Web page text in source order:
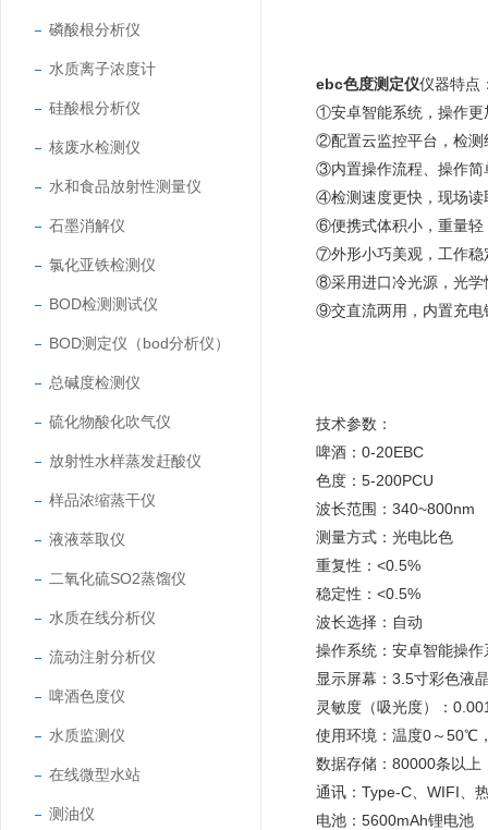
磷酸根分析仪
水质离子浓度计
硅酸根分析仪
核废水检测仪
水和食品放射性测量仪
石墨消解仪
氯化亚铁检测仪
BOD检测测试仪
BOD测定仪（bod分析仪）
总碱度检测仪
硫化物酸化吹气仪
放射性水样蒸发赶酸仪
样品浓缩蒸干仪
液液萃取仪
二氧化硫SO2蒸馏仪
水质在线分析仪
流动注射分析仪
啤酒色度仪
水质监测仪
在线微型水站
测油仪
ebc色度测定仪仪器特点
①安卓智能系统，操作更
②配置云监控平台，检测
③内置操作流程、操作简
④检测速度更快，现场读
⑥便携式体积小，重量轻
⑦外形小巧美观，工作稳
⑧采用进口冷光源，光学
⑨交直流两用，内置充电
技术参数：
啤酒：0-20EBC
色度：5-200PCU
波长范围：340~800nm
测量方式：光电比色
重复性：<0.5%
稳定性：<0.5%
波长选择：自动
操作系统：安卓智能操作
显示屏幕：3.5寸彩色液
灵敏度（吸光度）：
使用环境：温度0～50℃
数据存储：80000条以上
通讯：Type-C、WIFI、
电池：5600mAh锂电池